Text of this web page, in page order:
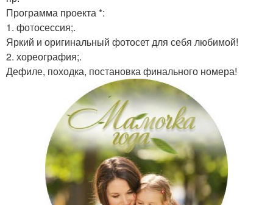
Программа проекта *:
1. фотосессия;.
Яркий и оригинальный фотосет для себя любимой!
2. хореография;.
Дефиле, походка, постановка финального номера!